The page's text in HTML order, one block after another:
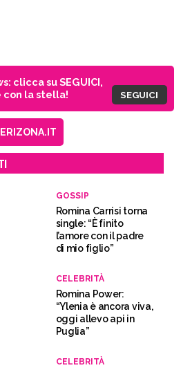
clicca su SEGUICI,
con la stella!
SEGUICI
GOSSIP
Romina Carrisi torna
single: “È finito
l’amore con il padre
di mio figlio”
CELEBRITÀ
Romina Power:
“Ylenia è ancora viva,
oggi allevo api in
Puglia”
CELEBRITÀ